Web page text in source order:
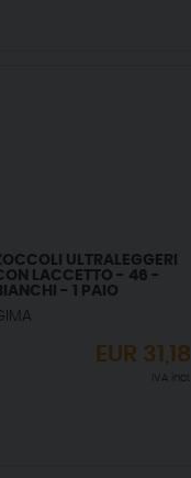
ULTRALEGGERI
LACCETTO - 46 -
- 1 PAIO
EUR 31,18
IVA incl.